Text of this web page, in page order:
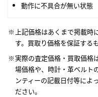
動作に不具合が無い状態
上記価格はあくまで掲載時
す。買取り価格を保証する
実際の査定価格・買取価格
場価格や、時計・革ベルト
ンティーの記載日付等によ
ださい。